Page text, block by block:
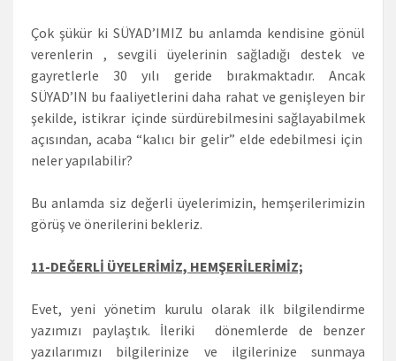
Çok şükür ki SÜYAD’IMIZ bu anlamda kendisine gönül
verenlerin , sevgili üyelerinin sağladığı destek ve
gayretlerle 30 yılı geride bırakmaktadır. Ancak
SÜYAD’IN bu faaliyetlerini daha rahat ve genişleyen bir
şekilde, istikrar içinde sürdürebilmesini sağlayabilmek
açısından, acaba “kalıcı bir gelir” elde edebilmesi için
neler yapılabilir?
Bu anlamda siz değerli üyelerimizin, hemşerilerimizin
görüş ve önerilerini bekleriz.
11-DEĞERLİ ÜYELERİMİZ, HEMŞERİLERİMİZ;
Evet, yeni yönetim kurulu olarak ilk bilgilendirme
yazımızı paylaştık. İleriki dönemlerde de benzer
yazılarımızı bilgilerinize ve ilgilerinize sunmaya